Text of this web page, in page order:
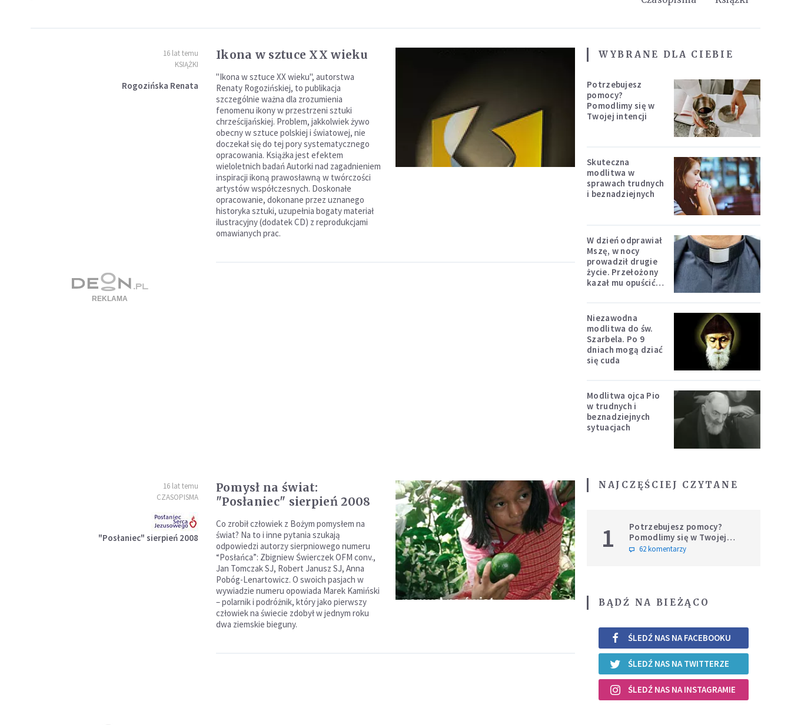
16 lat temu
KSIĄŻKI
Rogozińska Renata
Ikona w sztuce XX wieku
"Ikona w sztuce XX wieku", autorstwa
Renaty Rogozińskiej, to publikacja
szczególnie ważna dla zrozumienia
fenomenu ikony w przestrzeni sztuki
chrześcijańskiej. Problem, jakkolwiek żywo
obecny w sztuce polskiej i światowej, nie
doczekał się do tej pory systematycznego
opracowania. Książka jest efektem
wieloletnich badań Autorki nad zagadnieniem
inspiracji ikoną prawosławną w twórczości
artystów współczesnych. Doskonałe
opracowanie, dokonane przez uznanego
historyka sztuki, uzupełnia bogaty materiał
ilustracyjny (dodatek CD) z reprodukcjami
omawianych prac.
16 lat temu
CZASOPISMA
"Posłaniec" sierpień 2008
Pomysł na świat:
"Posłaniec" sierpień 2008
Co zrobił człowiek z Bożym pomysłem na
świat? Na to i inne pytania szukają
odpowiedzi autorzy sierpniowego numeru
“Posłańca”: Zbigniew Świerczek OFM conv.,
Jan Tomczak SJ, Robert Janusz SJ, Anna
Pobóg-Lenartowicz. O swoich pasjach w
wywiadzie numeru opowiada Marek Kamiński
– polarnik i podróżnik, który jako pierwszy
człowiek na świecie zdobył w jednym roku
dwa ziemskie bieguny.
WYBRANE DLA CIEBIE
Potrzebujesz
pomocy?
Pomodlimy się w
Twojej intencji
Skuteczna
modlitwa w
sprawach trudnych
i beznadziejnych
W dzień odprawiał
Mszę, w nocy
prowadził drugie
życie. Przełożony
kazał mu opuścić
Niezawodna
modlitwa do św.
Szarbela. Po 9
dniach mogą dziać
się cuda
Modlitwa ojca Pio
w trudnych i
beznadziejnych
sytuacjach
NAJCZĘŚCIEJ CZYTANE
1
Potrzebujesz pomocy?
Pomodlimy się w Twojej
intencji
62 komentarzy
BĄDŹ NA BIEŻĄCO
ŚLEDŹ NAS NA FACEBOOKU
ŚLEDŹ NAS NA TWITTERZE
ŚLEDŹ NAS NA INSTAGRAMIE